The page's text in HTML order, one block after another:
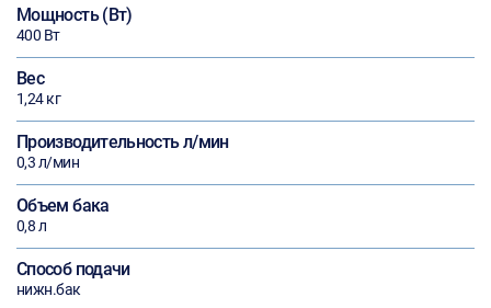
Мощность (Вт)
400 Вт
Вес
1,24 кг
Производительность л/мин
0,3 л/мин
Объем бака
0,8 л
Способ подачи
нижн.бак